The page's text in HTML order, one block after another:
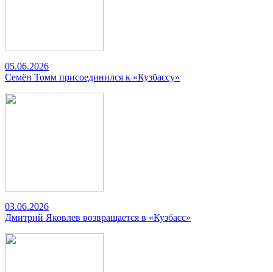
05.06.2026
Семён Томм присоединился к «Кузбассу»
03.06.2026
Дмитрий Яковлев возвращается в «Кузбасс»